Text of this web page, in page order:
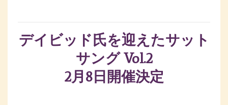
デイビッド氏を迎えたサット
サング Vol.2
2月8日開催決定